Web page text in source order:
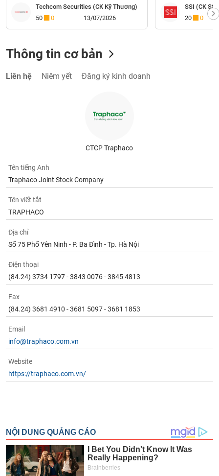
Techcom Securities (CK Kỹ Thương)
50
0 13/07/2026
SSI (CK
20
0
Thông tin cơ bản
Liên hệ Niêm yết Đăng ký kinh doanh
CTCP Traphaco
Tên tiếng Anh
Traphaco Joint Stock Company
Tên viết tắt
TRAPHACO
Địa chỉ
Số 75 Phố Yên Ninh - P. Ba Đình - Tp. Hà Nội
Điện thoại
(84.24) 3734 1797 - 3843 0076 - 3845 4813
Fax
(84.24) 3681 4910 - 3681 5097 - 3681 1853
Email
info@traphaco.com.vn
Website
https://traphaco.com.vn/